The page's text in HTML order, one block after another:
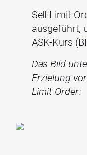
Sell-Limit-
ausgeführt,
ASK-Kurs
Das Bild
Erzielung
Limit-Order: